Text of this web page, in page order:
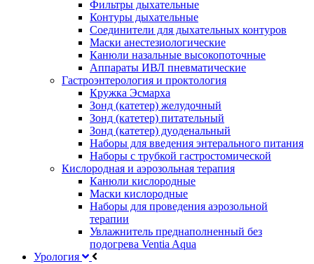
Фильтры дыхательные
Контуры дыхательные
Соединители для дыхательных контуров
Маски анестезиологические
Канюли назальные высокопоточные
Аппараты ИВЛ пневматические
Гастроэнтерология и проктология
Кружка Эсмарха
Зонд (катетер) желудочный
Зонд (катетер) питательный
Зонд (катетер) дуоденальный
Наборы для введения энтерального питания
Наборы с трубкой гастростомической
Кислородная и аэрозольная терапия
Канюли кислородные
Маски кислородные
Наборы для проведения аэрозольной
терапии
Увлажнитель преднаполненный без
подогрева Ventia Aqua
Урология